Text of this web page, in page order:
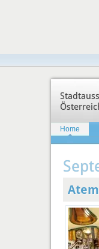
Home